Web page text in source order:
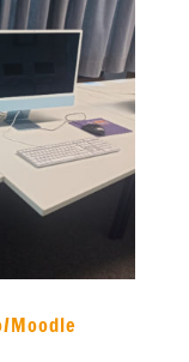
Moodle